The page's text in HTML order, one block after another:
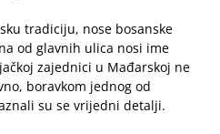
tradiciju, nose bosanske
od glavnih ulica nosi ime
zajednici u Mađarskoj ne
boravkom jednog od
su se vrijedni detalji.